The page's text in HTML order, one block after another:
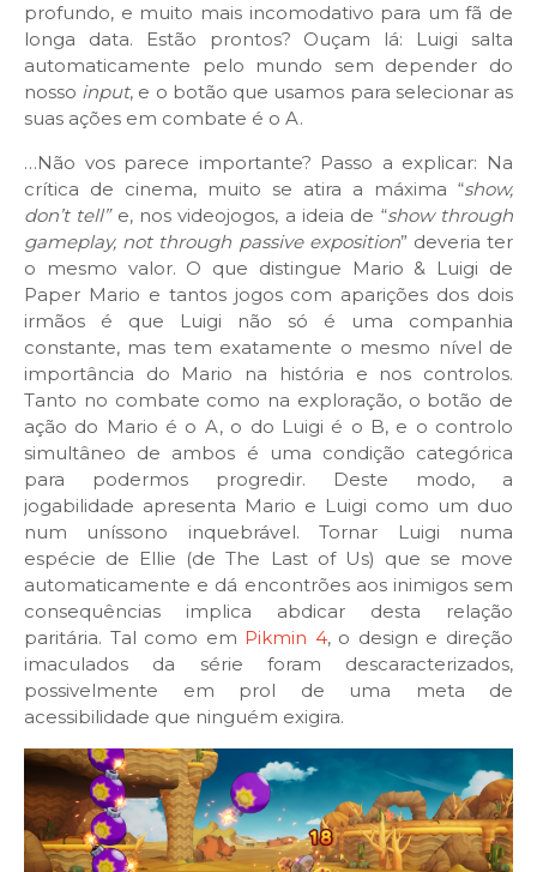
profundo, e muito mais incomodativo para um fã de
longa data. Estão prontos? Ouçam lá: Luigi salta
automaticamente pelo mundo sem depender do
nosso input, e o botão que usamos para selecionar as
suas ações em combate é o A.
…Não vos parece importante? Passo a explicar: Na
crítica de cinema, muito se atira a máxima “show,
don’t tell” e, nos videojogos, a ideia de “show through
gameplay, not through passive exposition” deveria ter
o mesmo valor. O que distingue Mario & Luigi de
Paper Mario e tantos jogos com aparições dos dois
irmãos é que Luigi não só é uma companhia
constante, mas tem exatamente o mesmo nível de
importância do Mario na história e nos controlos.
Tanto no combate como na exploração, o botão de
ação do Mario é o A, o do Luigi é o B, e o controlo
simultâneo de ambos é uma condição categórica
para podermos progredir. Deste modo, a
jogabilidade apresenta Mario e Luigi como um duo
num uníssono inquebrável. Tornar Luigi numa
espécie de Ellie (de The Last of Us) que se move
automaticamente e dá encontrões aos inimigos sem
consequências implica abdicar desta relação
paritária. Tal como em Pikmin 4, o design e direção
imaculados da série foram descaracterizados,
possivelmente em prol de uma meta de
acessibilidade que ninguém exigira.